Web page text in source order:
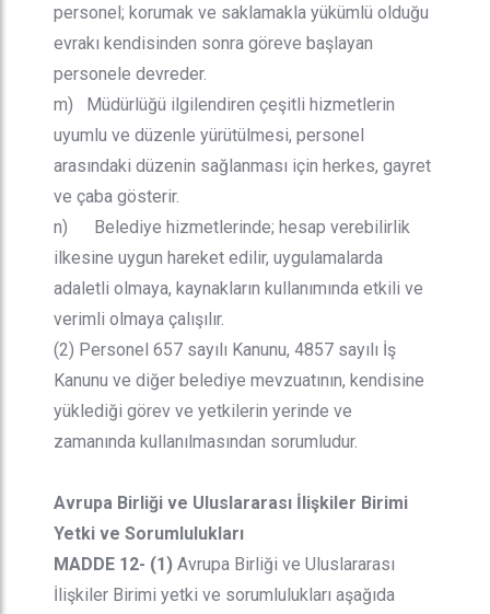
personel; korumak ve saklamakla yükümlü olduğu
evrakı kendisinden sonra göreve başlayan
personele devreder.
m) Müdürlüğü ilgilendiren çeşitli hizmetlerin
uyumlu ve düzenle yürütülmesi, personel
arasındaki düzenin sağlanması için herkes, gayret
ve çaba gösterir.
n) Belediye hizmetlerinde; hesap verebilirlik
ilkesine uygun hareket edilir, uygulamalarda
adaletli olmaya, kaynakların kullanımında etkili ve
verimli olmaya çalışılır.
(2) Personel 657 sayılı Kanunu, 4857 sayılı İş
Kanunu ve diğer belediye mevzuatının, kendisine
yüklediği görev ve yetkilerin yerinde ve
zamanında kullanılmasından sorumludur.
Avrupa Birliği ve Uluslararası İlişkiler Birimi
Yetki ve Sorumlulukları
MADDE 12- (1) Avrupa Birliği ve Uluslararası
İlişkiler Birimi yetki ve sorumlulukları aşağıda